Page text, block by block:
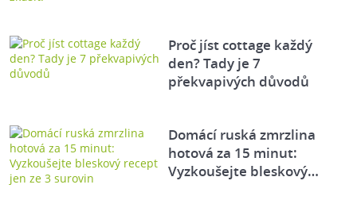
Proč jíst cottage každý
den? Tady je 7
překvapivých důvodů
Domácí ruská zmrzlina
hotová za 15 minut:
Vyzkoušejte bleskový…